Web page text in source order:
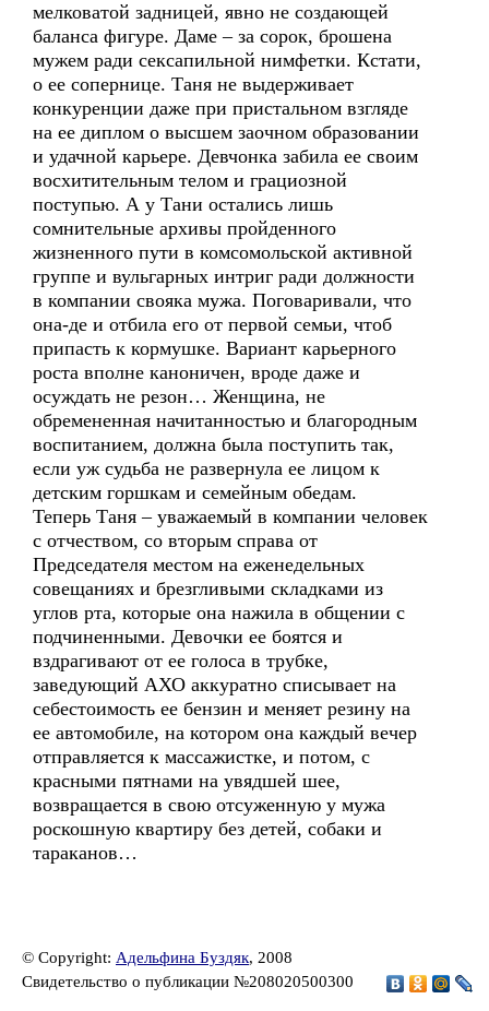
мелковатой задницей, явно не создающей
баланса фигуре. Даме – за сорок, брошена
мужем ради сексапильной нимфетки. Кстати,
о ее сопернице. Таня не выдерживает
конкуренции даже при пристальном взгляде
на ее диплом о высшем заочном образовании
и удачной карьере. Девчонка забила ее своим
восхитительным телом и грациозной
поступью. А у Тани остались лишь
сомнительные архивы пройденного
жизненного пути в комсомольской активной
группе и вульгарных интриг ради должности
в компании свояка мужа. Поговаривали, что
она-де и отбила его от первой семьи, чтоб
припасть к кормушке. Вариант карьерного
роста вполне каноничен, вроде даже и
осуждать не резон… Женщина, не
обремененная начитанностью и благородным
воспитанием, должна была поступить так,
если уж судьба не развернула ее лицом к
детским горшкам и семейным обедам.
Теперь Таня – уважаемый в компании человек
с отчеством, со вторым справа от
Председателя местом на еженедельных
совещаниях и брезгливыми складками из
углов рта, которые она нажила в общении с
подчиненными. Девочки ее боятся и
вздрагивают от ее голоса в трубке,
заведующий АХО аккуратно списывает на
себестоимость ее бензин и меняет резину на
ее автомобиле, на котором она каждый вечер
отправляется к массажистке, и потом, с
красными пятнами на увядшей шее,
возвращается в свою отсуженную у мужа
роскошную квартиру без детей, собаки и
тараканов…
© Copyright: Адельфина Буздяк, 2008
Свидетельство о публикации №208020500300